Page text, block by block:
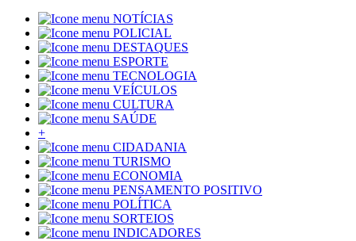
NOTÍCIAS
POLICIAL
DESTAQUES
ESPORTE
TECNOLOGIA
VEÍCULOS
CULTURA
SAÚDE
+
CIDADANIA
TURISMO
ECONOMIA
PENSAMENTO POSITIVO
POLÍTICA
SORTEIOS
INDICADORES